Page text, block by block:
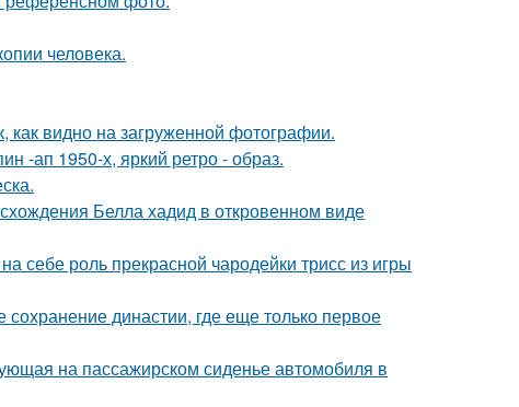
человека.
как видно на загруженной фотографии.
-ап 1950-х, яркий ретро - образ.
Белла хадид в откровенном виде
себе роль прекрасной чародейки трисс из игры
династии, где еще только первое
на пассажирском сиденье автомобиля в